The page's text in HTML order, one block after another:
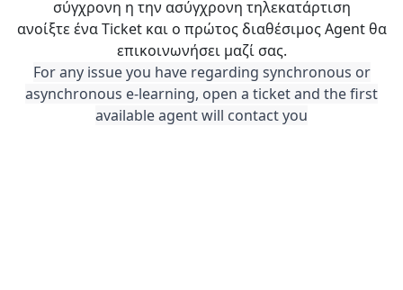
σύγχρονη η την ασύγχρονη τηλεκατάρτιση
ανοίξτε ένα Ticket και ο πρώτος διαθέσιμος Agent θα
επικοινωνήσει μαζί σας.
For any issue you have regarding synchronous or
asynchronous e-learning, open a ticket and the first
available agent will contact you